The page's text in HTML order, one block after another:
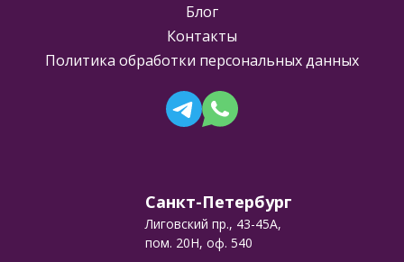
Блог
Контакты
Политика обработки персональных данных
Санкт-Петербург
Лиговский пр., 43-45А,
пом. 20Н, оф. 540